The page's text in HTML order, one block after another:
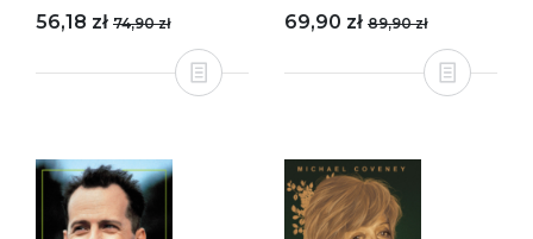
56,18 zł 74,90 zł 69,90 zł 89,90 zł